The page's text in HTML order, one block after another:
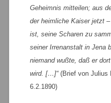
Geheimnis mitteilen; aus
der heimliche Kaiser jetzt
ist, seine Scharen zu
seiner Irrenanstalt in Jena
niemand wußte, daß er
wird. […]“(Brief von Julius
6.2.1890)